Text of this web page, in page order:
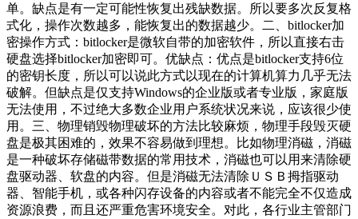
单。缺点是有一定可能性恢复出残缺数据。所以要多次反复格
式化，操作次数越多，能恢复出的数据越少。二、bitlocker加
密操作方式：bitlocker是微软自带的加密软件，所以直接右击
硬盘选择bitlocker加密即可。优缺点：优点是bitlocker支持6位
的密钥长度，所以可以说此方式以现在的计算机算力几乎无法
破解。但缺点是仅支持Windows的企业版或者专业版，家庭版
无法使用，不过绝大多数企业用户系统状况来说，应该很少使
用。三、物理销毁物理破坏的方法比较麻烦，物理手段毁灭硬
盘是极其困难的，效果不容易做到理想。比如物理消磁，消磁
是一种破坏存储磁带数据的常用技术，消磁也可以用来清除硬
盘驱动器、软盘的内容。但是消磁无法清除ＵＳＢ拇指驱动
器、智能手机，或各种闪存设备的内容或者不能完全不仅造成
资源浪费，而且还严重危害环境安全。对此，各行业主管部门